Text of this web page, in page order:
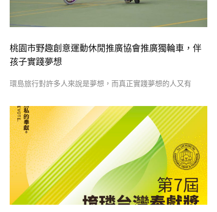
桃園市野趣創意運動休閒推廣協會推廣獨輪車，伴
孩子實踐夢想
環島旅行對許多人來說是夢想，而真正實踐夢想的人又有